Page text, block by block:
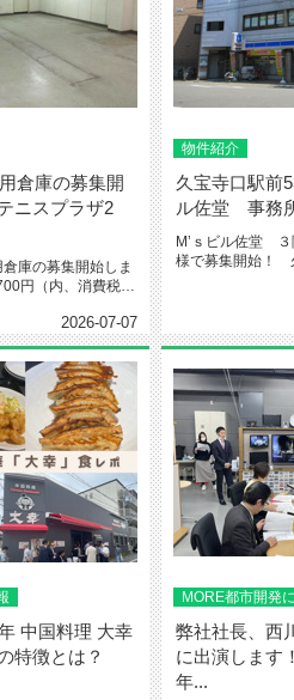
倉庫の募集開
ニスプラザ2
庫の募集開始しま
円（内、消費税
2026-07-07
物件紹介
久宝寺口駅前
ル佐堂 事務
M’ｓビル佐堂
様で募集開始！
中国料理 大幸
特徴とは？
MORE都市開発
弊社社長、西
に出演します
年...